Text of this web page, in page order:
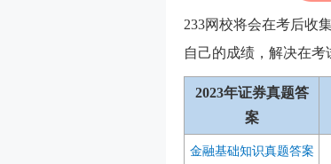
233网校将会在考后收
自己的成绩，解决在考
2023年证券真题答
案
金融基础知识真题答案